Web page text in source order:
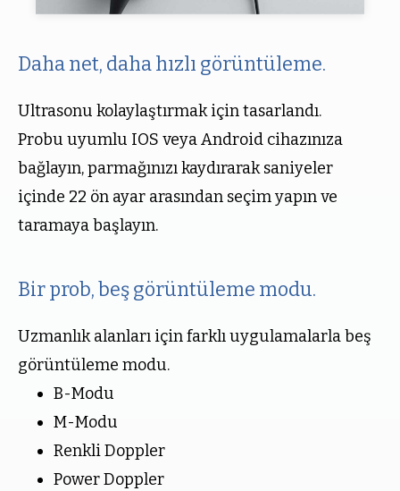
Daha net, daha hızlı görüntüleme.
Ultrasonu kolaylaştırmak için tasarlandı.
Probu uyumlu IOS veya Android cihazınıza
bağlayın, parmağınızı kaydırarak saniyeler
içinde 22 ön ayar arasından seçim yapın ve
taramaya başlayın.
Bir prob, beş görüntüleme modu.
Uzmanlık alanları için farklı uygulamalarla beş
görüntüleme modu.
B-Modu
M-Modu
Renkli Doppler
Power Doppler